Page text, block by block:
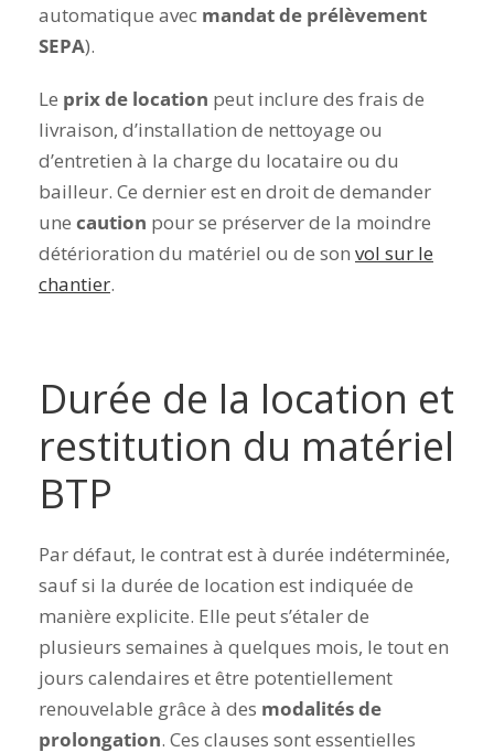
automatique avec mandat de prélèvement
SEPA).
Le prix de location peut inclure des frais de
livraison, d’installation de nettoyage ou
d’entretien à la charge du locataire ou du
bailleur. Ce dernier est en droit de demander
une caution pour se préserver de la moindre
détérioration du matériel ou de son vol sur le
chantier.
Durée de la location et
restitution du matériel
BTP
Par défaut, le contrat est à durée indéterminée,
sauf si la durée de location est indiquée de
manière explicite. Elle peut s’étaler de
plusieurs semaines à quelques mois, le tout en
jours calendaires et être potentiellement
renouvelable grâce à des modalités de
prolongation. Ces clauses sont essentielles